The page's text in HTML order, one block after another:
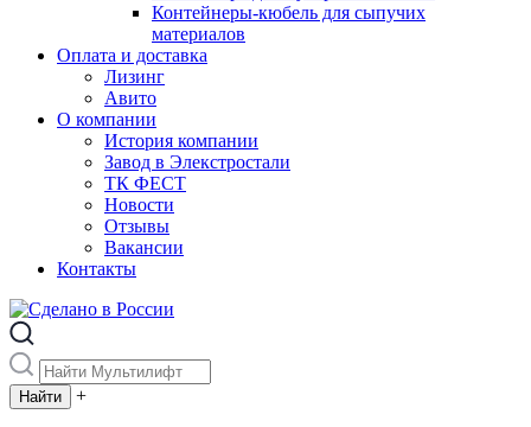
Контейнеры-кюбель для сыпучих
материалов
Оплата и доставка
Лизинг
Авито
О компании
История компании
Завод в Элекстростали
ТК ФЕСТ
Новости
Отзывы
Вакансии
Контакты
+